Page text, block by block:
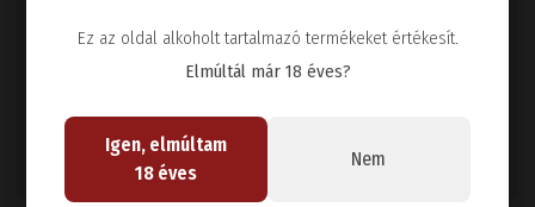
3800Ft
Ez az oldal alkoholt tartalmazó termékeket értékesít.
Elmúltál már 18 éves?
Igen, elmúltam
18 éves
Nem